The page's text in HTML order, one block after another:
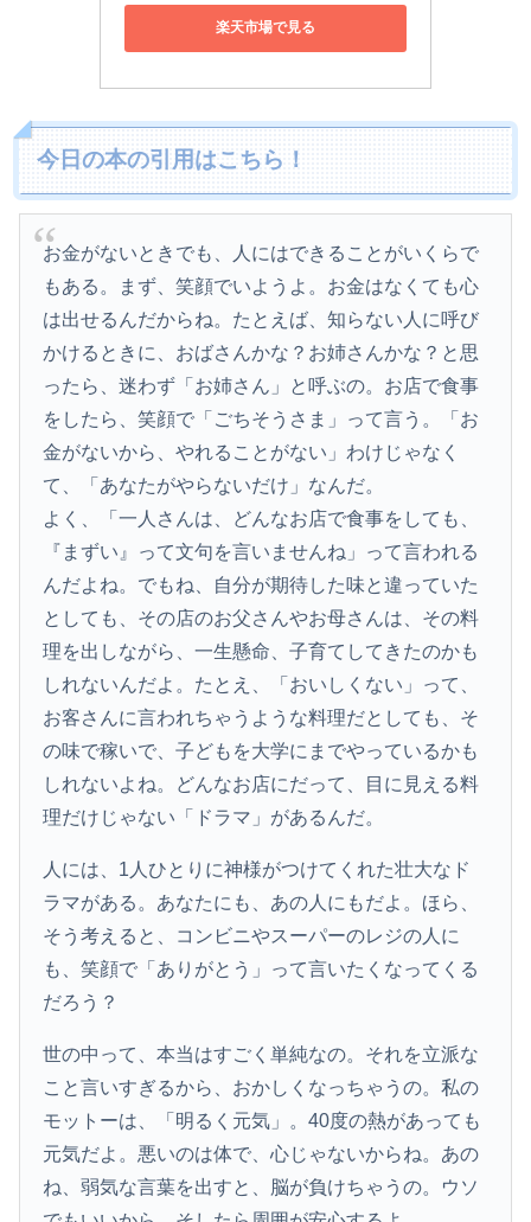
楽天市場で見る
今日の本の引用はこちら！
お金がないときでも、人にはできることがいくらで
もある。まず、笑顔でいようよ。お金はなくても心
は出せるんだからね。たとえば、知らない人に呼び
かけるときに、おばさんかな？お姉さんかな？と思
ったら、迷わず「お姉さん」と呼ぶの。お店で食事
をしたら、笑顔で「ごちそうさま」って言う。「お
金がないから、やれることがない」わけじゃなく
て、「あなたがやらないだけ」なんだ。
よく、「一人さんは、どんなお店で食事をしても、
『まずい』って文句を言いませんね」って言われる
んだよね。でもね、自分が期待した味と違っていた
としても、その店のお父さんやお母さんは、その料
理を出しながら、一生懸命、子育てしてきたのかも
しれないんだよ。たとえ、「おいしくない」って、
お客さんに言われちゃうような料理だとしても、そ
の味で稼いで、子どもを大学にまでやっているかも
しれないよね。どんなお店にだって、目に見える料
理だけじゃない「ドラマ」があるんだ。
人には、1人ひとりに神様がつけてくれた壮大なド
ラマがある。あなたにも、あの人にもだよ。ほら、
そう考えると、コンビニやスーパーのレジの人に
も、笑顔で「ありがとう」って言いたくなってくる
だろう？
世の中って、本当はすごく単純なの。それを立派な
こと言いすぎるから、おかしくなっちゃうの。私の
モットーは、「明るく元気」。40度の熱があっても
元気だよ。悪いのは体で、心じゃないからね。あの
ね、弱気な言葉を出すと、脳が負けちゃうの。ウソ